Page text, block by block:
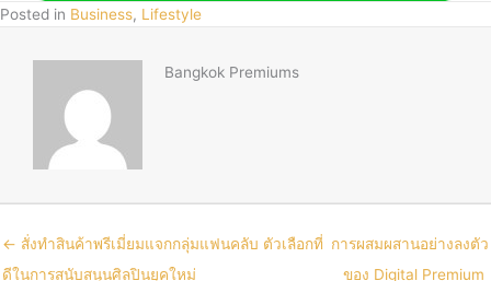
Posted in Business, Lifestyle
Bangkok Premiums
← สั่งทำสินค้าพรีเมี่ยมแจกกลุ่มแฟนคลับ ตัวเลือกที่
ดีในการสนับสนุนศิลปินยุคใหม่
การผสมผสานอย่างลงตัว
ของ Digital Premium